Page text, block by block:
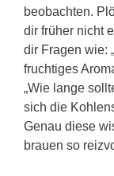
beobachten.
dir früher nicht
dir Fragen wie:
fruchtiges
„Wie lange
sich die
Genau diese
brauen so